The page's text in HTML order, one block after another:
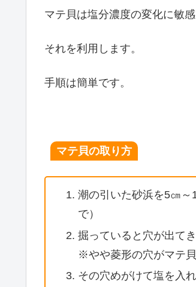
マテ貝は塩分濃度の変化に敏
それを利用します。
手順は簡単です。
マテ貝の取り方
潮の引いた砂浜を5㎝～
で）
掘っていると穴が出てき
※やや菱形の穴がマテ貝
その穴めがけて塩を入れ